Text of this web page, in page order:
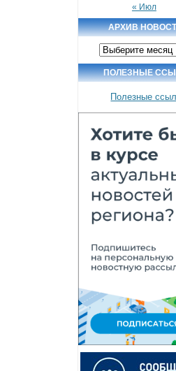
« Июл
АРХИВ
Архив
новостей
ПОЛЕЗНЫЕ
Полезные